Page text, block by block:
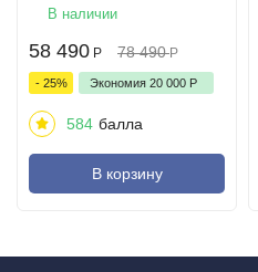
В наличии
58 490 Р 78 490 Р
- 25% Экономия 20 000 Р
584 балла
В корзину